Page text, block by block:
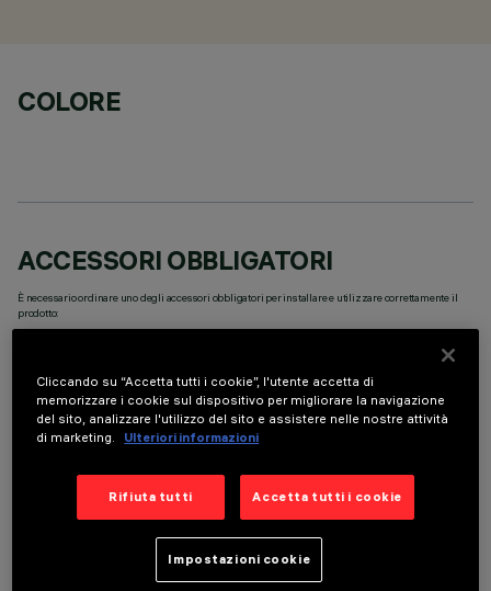
COLORE
ACCESSORI OBBLIGATORI
È necessario ordinare uno degli accessori obbligatori per installare e utilizzare correttamente il
prodotto:
COMPONENTI OPZIONALI
Cliccando su “Accetta tutti i cookie”, l'utente accetta di
memorizzare i cookie sul dispositivo per migliorare la navigazione
del sito, analizzare l'utilizzo del sito e assistere nelle nostre attività
di marketing. Ulteriori informazioni
Rifiuta tutti Accetta tutti i cookie
Impostazioni cookie